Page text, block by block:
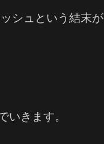
シュという結末が
いきます。